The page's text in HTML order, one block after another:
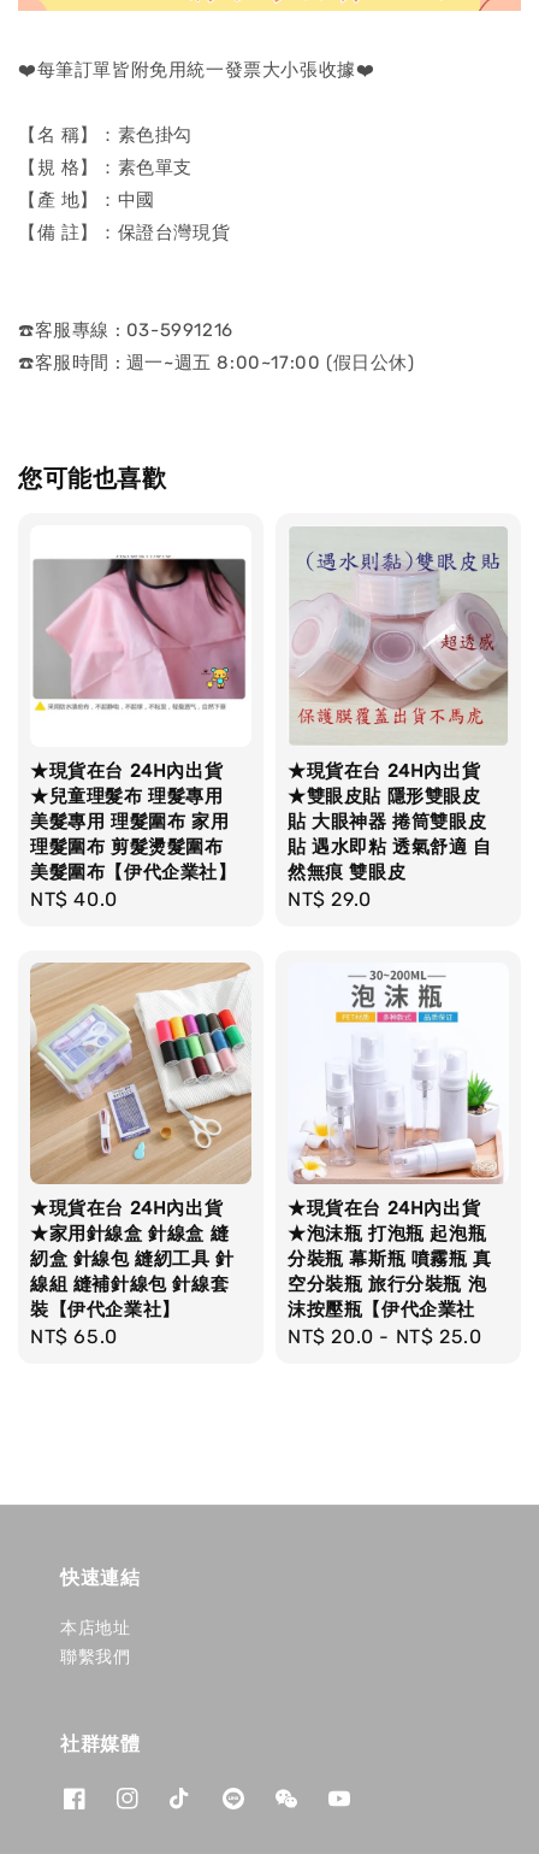
❤️每筆訂單皆附免用統一發票大小張收據❤️
【名 稱】：素色掛勾
【規 格】：素色單支
【產 地】：中國
【備 註】：保證台灣現貨
☎️客服專線 : 03-5991216
☎️客服時間 : 週一~週五 8:00~17:00 (假日公休)
您可能也喜歡
★現貨在台 24H內出貨
★兒童理髮布 理髮專用
美髮專用 理髮圍布 家用
理髮圍布 剪髮燙髮圍布
美髮圍布【伊代企業社】
Regular
NT$ 40.0
★現貨在台 24H內出貨
★雙眼皮貼 隱形雙眼皮
貼 大眼神器 捲筒雙眼皮
貼 遇水即粘 透氣舒適 自
然無痕 雙眼皮
Regular
NT$ 29.0
★現貨在台 24H內出貨
★家用針線盒 針線盒 縫
紉盒 針線包 縫紉工具 針
線組 縫補針線包 針線套
裝【伊代企業社】
Regular
NT$ 65.0
★現貨在台 24H內出貨
★泡沫瓶 打泡瓶 起泡瓶
分裝瓶 幕斯瓶 噴霧瓶 真
空分裝瓶 旅行分裝瓶 泡
沫按壓瓶【伊代企業社
Regular
NT$ 20.0 - NT$ 25.0
快速連結
本店地址
聯繫我們
社群媒體